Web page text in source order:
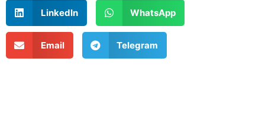
LinkedIn WhatsApp
Email Telegram